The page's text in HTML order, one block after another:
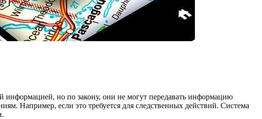
информацией, но по закону, они не могут передавать информацию
Например, если это требуется для следственных действий. Система